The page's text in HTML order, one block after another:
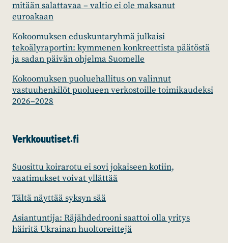
mitään salattavaa – valtio ei ole maksanut
euroakaan
Kokoomuksen eduskuntaryhmä julkaisi
tekoälyraportin: kymmenen konkreettista päätöstä
ja sadan päivän ohjelma Suomelle
Kokoomuksen puoluehallitus on valinnut
vastuuhenkilöt puolueen verkostoille toimikaudeksi
2026–2028
Verkkouutiset.fi
Suosittu koirarotu ei sovi jokaiseen kotiin,
vaatimukset voivat yllättää
Tältä näyttää syksyn sää
Asiantuntija: Räjähdedrooni saattoi olla yritys
häiritä Ukrainan huoltoreittejä